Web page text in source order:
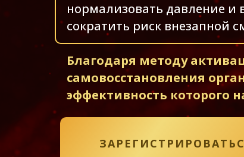
нормализовать давление и
сократить риск внезапной
Благодаря методу
самовосстановления
эффективность которого